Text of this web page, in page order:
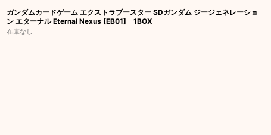
ガンダムカードゲーム エクストラブースター SDガンダム ジージェネレーショ
ン エターナル Eternal Nexus [EB01] 1BOX
在庫なし